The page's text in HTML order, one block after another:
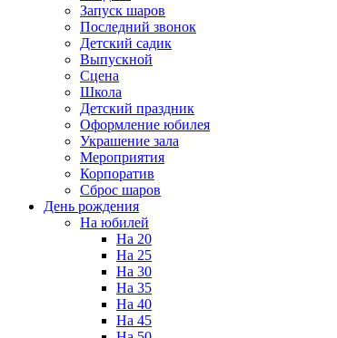
Запуск шаров
Последний звонок
Детский садик
Выпускной
Сцена
Школа
Детский праздник
Оформление юбилея
Украшение зала
Мероприятия
Корпоратив
Сброс шаров
День рождения
На юбилей
На 20
На 25
На 30
На 35
На 40
На 45